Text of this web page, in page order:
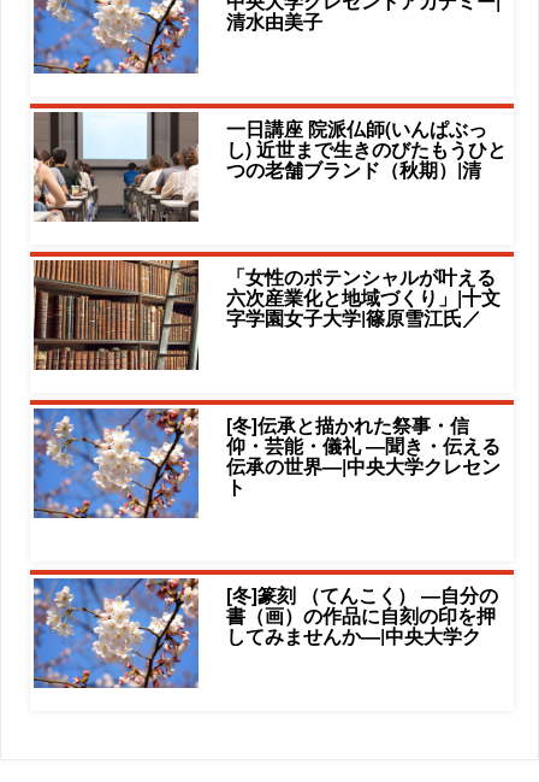
清水由美子
一日講座 院派仏師(いんぱぶっ
し) 近世まで生きのびたもうひと
つの老舗ブランド（秋期）|清
「女性のポテンシャルが叶える
六次産業化と地域づくり」|十文
字学園女子大学|篠原雪江氏／
[冬]伝承と描かれた祭事・信
仰・芸能・儀礼 ―聞き・伝える
伝承の世界―|中央大学クレセン
ト
[冬]篆刻 （てんこく） ―自分の
書（画）の作品に自刻の印を押
してみませんか―|中央大学ク